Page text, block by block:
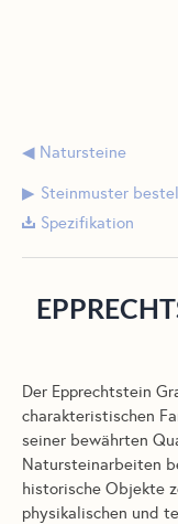
Natursteine
Steinmuster
Spezifikation
Der Epprechtstein
charakteristischen
seiner bewährten
Natursteinarbeiten
historische Objekte
physikalischen und